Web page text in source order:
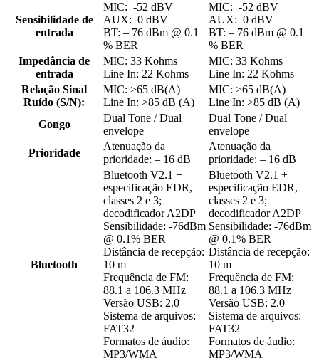
Sensibilidade de
entrada
MIC: -52 dBV
AUX: 0 dBV
BT: – 76 dBm @ 0.1
% BER
MIC: -52 dBV
AUX: 0 dBV
BT: – 76 dBm @ 0.1
% BER
Impedância de
entrada
MIC: 33 Kohms
Line In: 22 Kohms
MIC: 33 Kohms
Line In: 22 Kohms
Relação Sinal
Ruído (S/N):
MIC: >65 dB(A)
Line In: >85 dB (A)
MIC: >65 dB(A)
Line In: >85 dB (A)
Gongo
Dual Tone / Dual
envelope
Dual Tone / Dual
envelope
Prioridade
Atenuação da
prioridade: – 16 dB
Atenuação da
prioridade: – 16 dB
Bluetooth
Bluetooth V2.1 +
especificação EDR,
classes 2 e 3;
decodificador A2DP
Sensibilidade: -76dBm
@ 0.1% BER
Distância de recepção:
10 m
Frequência de FM:
88.1 a 106.3 MHz
Versão USB: 2.0
Sistema de arquivos:
FAT32
Formatos de áudio:
MP3/WMA
Bluetooth V2.1 +
especificação EDR,
classes 2 e 3;
decodificador A2DP
Sensibilidade: -76dBm
@ 0.1% BER
Distância de recepção:
10 m
Frequência de FM:
88.1 a 106.3 MHz
Versão USB: 2.0
Sistema de arquivos:
FAT32
Formatos de áudio:
MP3/WMA